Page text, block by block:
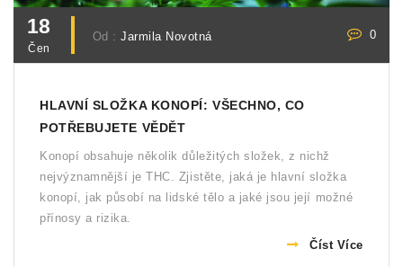
18
Čen
Od :Jarmila Novotná 0
HLAVNÍ SLOŽKA KONOPÍ: VŠECHNO, CO
POTŘEBUJETE VĚDĚT
Konopí obsahuje několik důležitých složek, z nichž
nejvýznamnější je THC. Zjistěte, jaká je hlavní složka
konopí, jak působí na lidské tělo a jaké jsou její možné
přínosy a rizika.
Číst Více